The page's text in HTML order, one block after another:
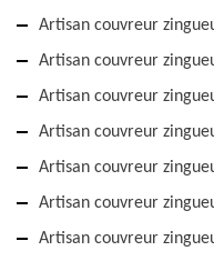
Artisan couvreur
Artisan couvreur
Artisan couvreur
Artisan couvreur
Artisan couvreur
Artisan couvreur
Artisan couvreur